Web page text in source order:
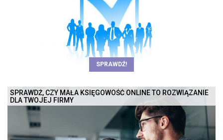
SPRAWDŹ!
SPRAWDŹ, CZY MAŁA KSIĘGOWOŚĆ ONLINE TO ROZWIĄZANIE
DLA TWOJEJ FIRMY